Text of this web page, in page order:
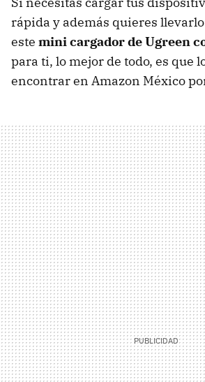
rápida y además quieres
este mini cargador de Ugreen
para ti, lo mejor de todo, es que
encontrar en Amazon México